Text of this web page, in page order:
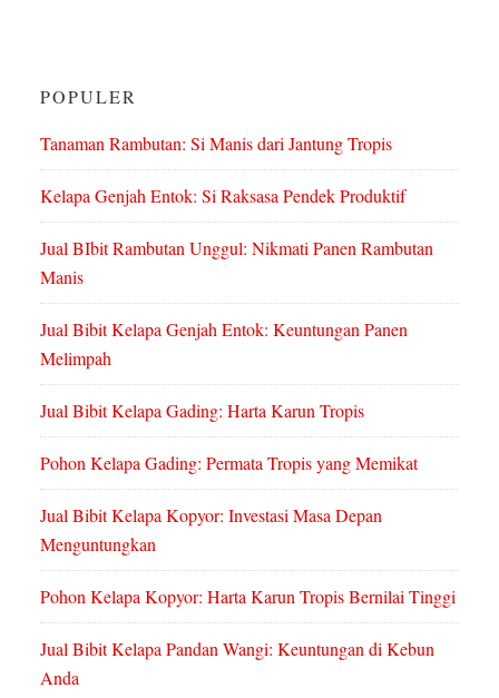
POPULER
Tanaman Rambutan: Si Manis dari Jantung Tropis
Kelapa Genjah Entok: Si Raksasa Pendek Produktif
Jual BIbit Rambutan Unggul: Nikmati Panen Rambutan
Manis
Jual Bibit Kelapa Genjah Entok: Keuntungan Panen
Melimpah
Jual Bibit Kelapa Gading: Harta Karun Tropis
Pohon Kelapa Gading: Permata Tropis yang Memikat
Jual Bibit Kelapa Kopyor: Investasi Masa Depan
Menguntungkan
Pohon Kelapa Kopyor: Harta Karun Tropis Bernilai Tinggi
Jual Bibit Kelapa Pandan Wangi: Keuntungan di Kebun
Anda